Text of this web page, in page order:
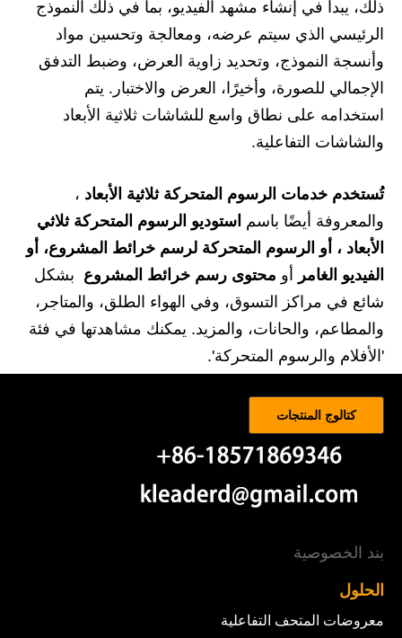
ذلك، يبدأ في إنشاء مشهد الفيديو، بما في ذلك النموذج
الرئيسي الذي سيتم عرضه، ومعالجة وتحسين مواد
وأنسجة النموذج، وتحديد زاوية العرض، وضبط التدفق
الإجمالي للصورة، وأخيرًا، العرض والاختبار. يتم
استخدامه على نطاق واسع للشاشات ثلاثية الأبعاد
والشاشات التفاعلية.
تُستخدم خدمات الرسوم المتحركة ثلاثية الأبعاد ،
والمعروفة أيضًا باسم استوديو الرسوم المتحركة ثلاثي
الأبعاد ، أو الرسوم المتحركة لرسم خرائط المشروع، أو
الفيديو الغامر
أو محتوى رسم خرائط المشروع بشكل
شائع في مراكز التسوق، وفي الهواء الطلق، والمتاجر،
والمطاعم، والحانات، والمزيد. يمكنك مشاهدتها في فئة
'الأفلام والرسوم المتحركة'.
كتالوج المنتجات
بند الخصوصية
الحلول
معروضات المتحف التفاعلية